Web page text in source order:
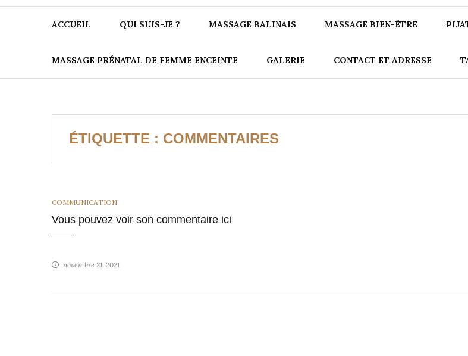
ACCUEIL QUI SUIS-JE ? MASSAGE BALINAIS MASSAGE BIEN-ÊTRE
MASSAGE PRÉNATAL DE FEMME ENCEINTE GALERIE CONTACT ET ADRESSE
ÉTIQUETTE : COMMENTAIRES
CATEGORIES
COMMUNICATION
Vous pouvez voir son commentaire ici
novembre 21, 2021